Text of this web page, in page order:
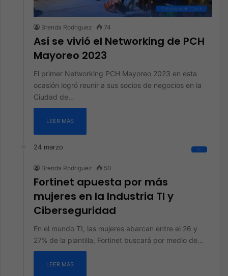
Estrategias del Canal
Brenda Rodriguez 74
Así se vivió el Networking de PCH
Mayoreo 2023
El primer Networking PCH Mayoreo 2023 en esta
ocasión logró reunir a sus socios de negocios en la
Ciudad de…
LEER MÁS
24 marzo All
Brenda Rodriguez 50
Fortinet apuesta por más
mujeres en la Industria TI y
Ciberseguridad
En el mundo TI, las mujeres abarcan entre el 26 y
27% de la plantilla, Fortinet buscará por medio de…
LEER MÁS